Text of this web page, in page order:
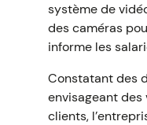
système de
des caméras
informe les
Constatant des
envisageant
clients,